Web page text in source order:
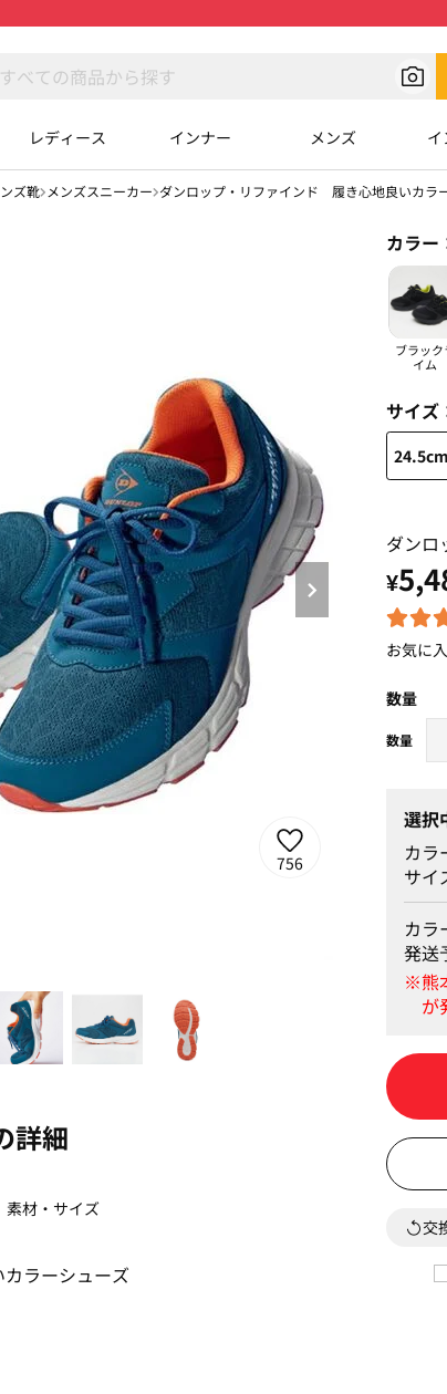
レディース インナー メンズ イ
ズ靴 メンズスニーカー ダンロップ・リファインド 履き心地良いカラ
756
ブラックライム
詳細
素材・サイズ
ラーシューズ
カラー
ブラック
イム
サイズ
24.5cm
ダン
¥
お気に
数量
選択
カラ
サイ
カラ
発送
交